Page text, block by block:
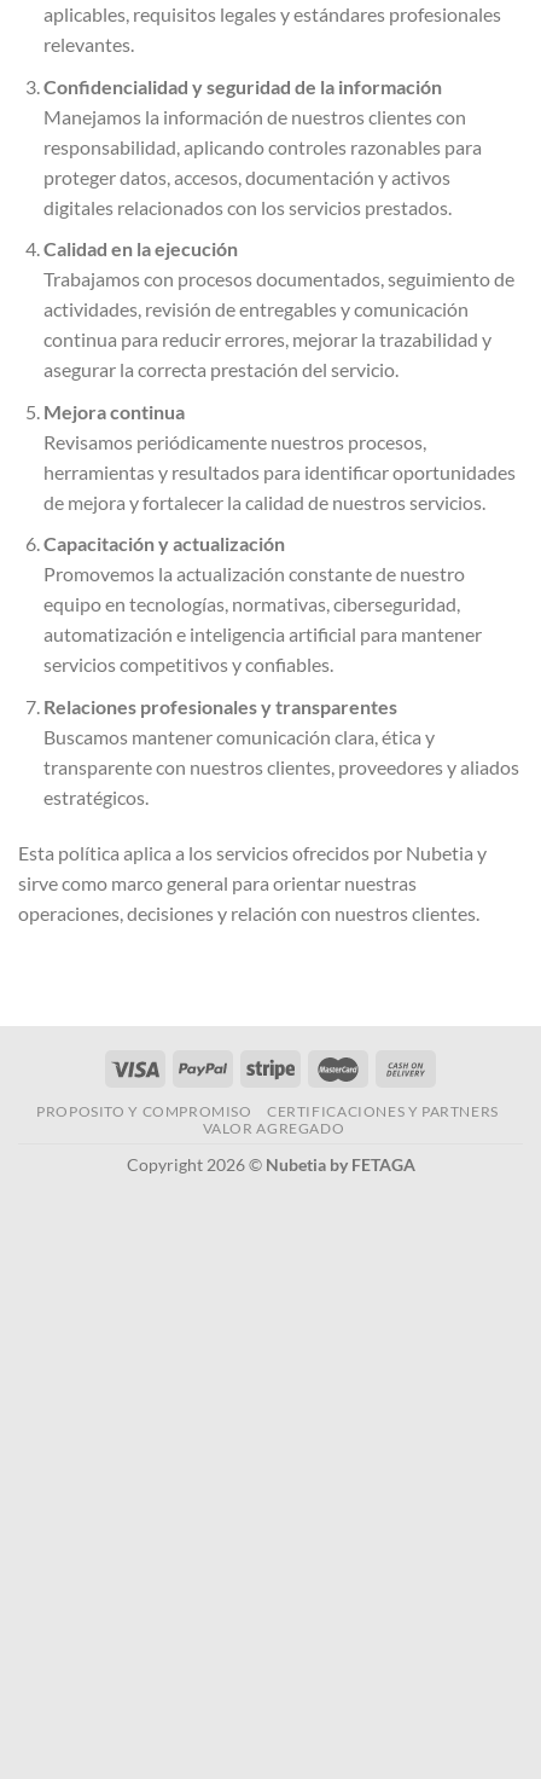
aplicables, requisitos legales y estándares profesionales
relevantes.
Confidencialidad y seguridad de la información
Manejamos la información de nuestros clientes con
responsabilidad, aplicando controles razonables para
proteger datos, accesos, documentación y activos
digitales relacionados con los servicios prestados.
Calidad en la ejecución
Trabajamos con procesos documentados, seguimiento de
actividades, revisión de entregables y comunicación
continua para reducir errores, mejorar la trazabilidad y
asegurar la correcta prestación del servicio.
Mejora continua
Revisamos periódicamente nuestros procesos,
herramientas y resultados para identificar oportunidades
de mejora y fortalecer la calidad de nuestros servicios.
Capacitación y actualización
Promovemos la actualización constante de nuestro
equipo en tecnologías, normativas, ciberseguridad,
automatización e inteligencia artificial para mantener
servicios competitivos y confiables.
Relaciones profesionales y transparentes
Buscamos mantener comunicación clara, ética y
transparente con nuestros clientes, proveedores y aliados
estratégicos.
Esta política aplica a los servicios ofrecidos por Nubetia y
sirve como marco general para orientar nuestras
operaciones, decisiones y relación con nuestros clientes.
PROPOSITO Y COMPROMISO
CERTIFICACIONES Y PARTNERS
VALOR AGREGADO
Copyright 2026 © Nubetia by FETAGA